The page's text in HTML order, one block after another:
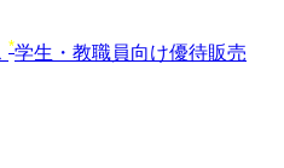
*学生・教職員向け優待販売